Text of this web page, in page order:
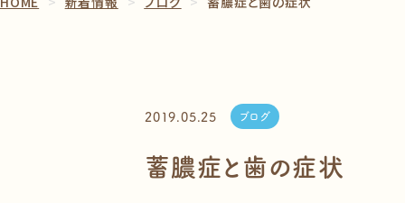
2019.05.25 ブログ
蓄膿症と歯の症状